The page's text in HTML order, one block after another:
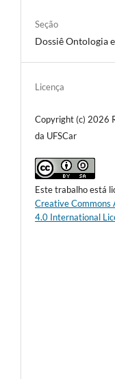
Seção
Dossiê Ontologia
Licença
Copyright (c) 2026
da UFSCar
Este trabalho está
Creative
4.0 International